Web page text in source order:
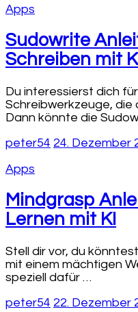
Apps
Sudowrite
Schreiben mit
Du interessierst dich
Schreibwerkzeuge,
Dann könnte die
peter54 24. Dezember
Apps
Mindgrasp
Lernen mit KI
Stell dir vor, du
mit einem mächtigen
speziell dafür …
peter54 22. Dezember